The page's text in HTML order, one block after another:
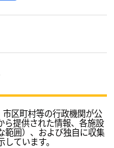
区町村等の行政機関が公
ら提供された情報、各施設
範囲）、および独自に収集
ています。